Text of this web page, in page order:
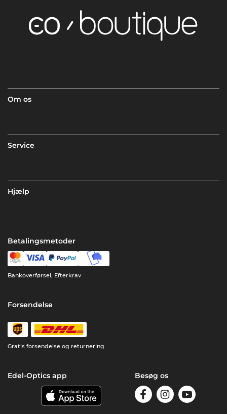
Om os
Service
Hjælp
Betalingsmetoder
Bankoverførsel, Efterkrav
Forsendelse
Gratis forsendelse og returnering
Edel-Optics app Besøg os